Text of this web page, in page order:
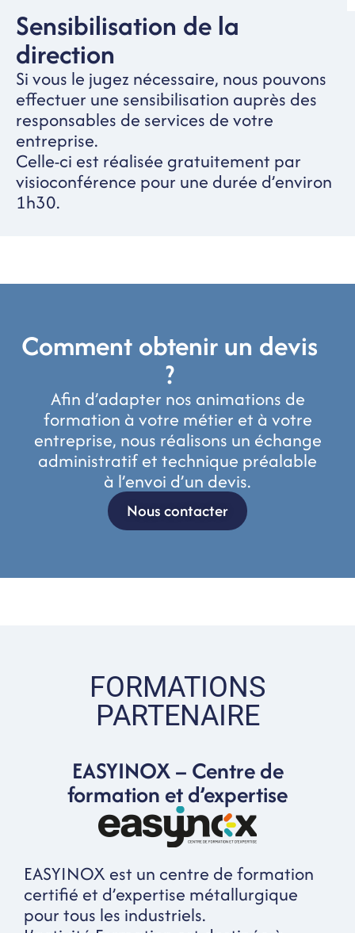
Sensibilisation de la
direction
Si vous le jugez nécessaire, nous pouvons
effectuer une sensibilisation auprès des
responsables de services de votre
entreprise.
Celle-ci est réalisée gratuitement par
visioconférence pour une durée d’environ
1h30.
Comment obtenir un devis
?
Afin d’adapter nos animations de
formation à votre métier et à votre
entreprise, nous réalisons un échange
administratif et technique préalable
à l’envoi d’un devis.
Nous contacter
FORMATIONS
PARTENAIRE
EASYINOX – Centre de
formation et d’expertise
EASYINOX est un centre de formation
certifié et d’expertise métallurgique
pour tous les industriels.